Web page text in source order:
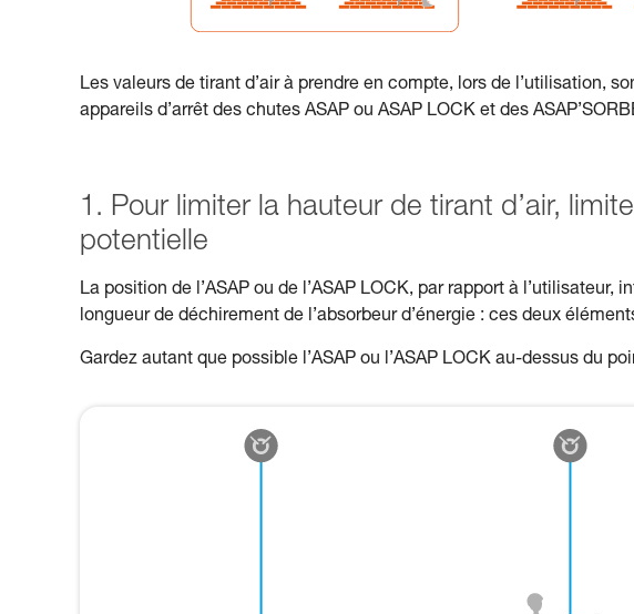
Les valeurs de tirant d’air à prendre en compte, lors de l’utilisation,
appareils d’arrêt des chutes ASAP ou ASAP LOCK et des
1. Pour limiter la hauteur de tirant d’air,
potentielle
La position de l’ASAP ou de l’ASAP LOCK, par rapport à
longueur de déchirement de l’absorbeur d’énergie : ces deux
Gardez autant que possible l’ASAP ou l’ASAP LOCK au-dessus du